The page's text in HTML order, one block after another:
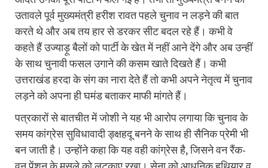
उतावले पूर्व मुख्यमंत्री हरीश रावत पहले चुनाव न लड़ने की बात
करते थे और अब तय हार से डरकर सीट बदल रहे हैं। कभी वे
कहते हैं उज्याड़ू बैलों को पार्टी के खेत में नहीं आने देंगे और अब उन्हीं
के साथ चुनावी फसल उगाने की कसम खाते दिखते हैं। कभी
उत्तराखंड हरदा के संग का नारा देते हैं तो कभी अपने नेतृत्व में चुनाव
लड़ने को अपना ही घमंड बताकर माफी मांगते हैं।
पत्रकारों से बातचीत में जोशी ने यह भी आरोप लगाया कि चुनाव के
समय कांग्रेस सुविधावादी ङ्क्षहदू बनने के साथ ही सैनिक प्रेमी भी
बन जाती है। उन्होंने कहा कि यह वही कांग्रेस है, जिसने वन रैंक-